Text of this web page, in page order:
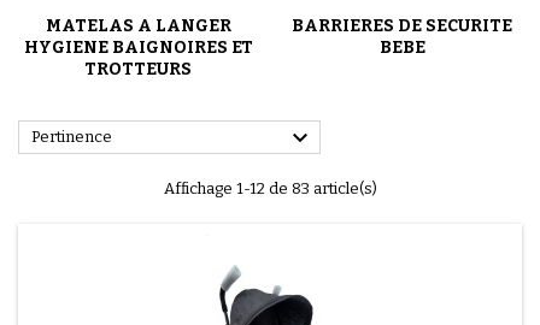
MATELAS A LANGER
HYGIENE BAIGNOIRES ET
TROTTEURS
BARRIERES DE SECURITE
BEBE
Pertinence 
Affichage 1-12 de 83 article(s)